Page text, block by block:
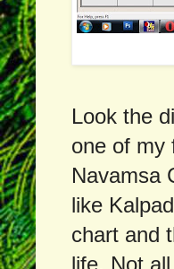
Look the
one of my
Navamsa
like
chart and
life. Not